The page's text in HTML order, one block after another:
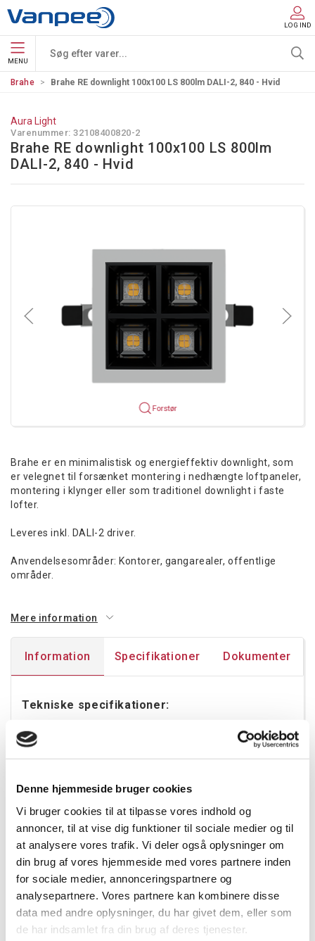
Denne hjemmeside bruger cookies
Vi bruger cookies til at tilpasse vores indhold og
annoncer, til at vise dig funktioner til sociale medier og til
at analysere vores trafik. Vi deler også oplysninger om
din brug af vores hjemmeside med vores partnere inden
for sociale medier, annonceringspartnere og
analysepartnere. Vores partnere kan kombinere disse
data med andre oplysninger, du har givet dem, eller som
de har indsamlet fra din brug af deres tjenester.
LOG IND
MENU
Brahe Brahe RE downlight 100x100 LS 800lm DALI-2, 840 - Hvid
Aura Light
Varenummer:32108400820-2
Brahe RE downlight 100x100 LS 800lm
DALI-2, 840 - Hvid
Forstør
Brahe er en minimalistisk og energieffektiv downlight, som
er velegnet til forsænket montering i nedhængte loftpaneler,
montering i klynger eller som traditionel downlight i faste
lofter.
Leveres inkl. DALI-2 driver.
Anvendelsesområder: Kontorer, gangarealer, offentlige
områder.
Mere information
Information Specifikationer Dokumenter
Tekniske specifikationer:
Driver: DALI-2
Farve på reflektor: Sort; Hvid
Farvetemperatur: 4000K
CRI: ≥80
Lysfordeling: Direkte
Spredningsvinkel: 65°
UGR: ≤16
Effektivitet: 142 lm/W
Lumen: 780lm
SDCM: ≤3